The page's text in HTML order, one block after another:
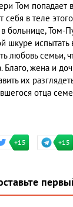
Том попадает
себя в теле
в больнице,
шкуре испытать
любовь семьи,
Благо, жена и
их
отца
+15 +15